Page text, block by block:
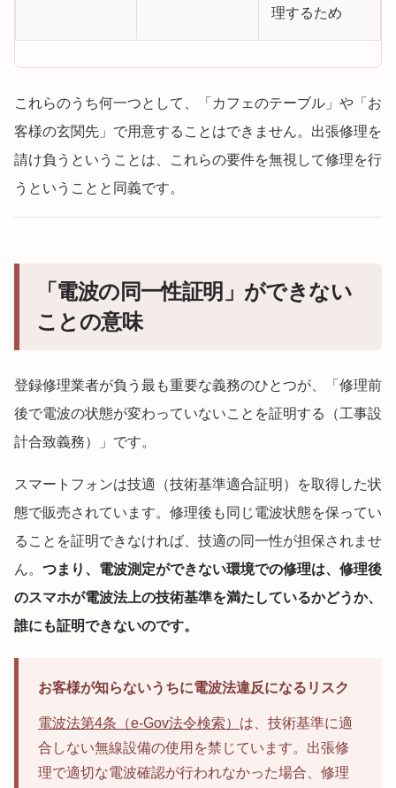
理するため
これらのうち何一つとして、「カフェのテーブル」や「お
客様の玄関先」で用意することはできません。出張修理を
請け負うということは、これらの要件を無視して修理を行
うということと同義です。
「電波の同一性証明」ができない
ことの意味
登録修理業者が負う最も重要な義務のひとつが、「修理前
後で電波の状態が変わっていないことを証明する（工事設
計合致義務）」です。
スマートフォンは技適（技術基準適合証明）を取得した状
態で販売されています。修理後も同じ電波状態を保ってい
ることを証明できなければ、技適の同一性が担保されませ
ん。 つまり、電波測定ができない環境での修理は、修理後
のスマホが電波法上の技術基準を満たしているかどうか、
誰にも証明できないのです。
お客様が知らないうちに電波法違反になるリスク
電波法第4条（e-Gov法令検索） は、技術基準に適
合しない無線設備の使用を禁じています。出張修
理で適切な電波確認が行われなかった場合、修理